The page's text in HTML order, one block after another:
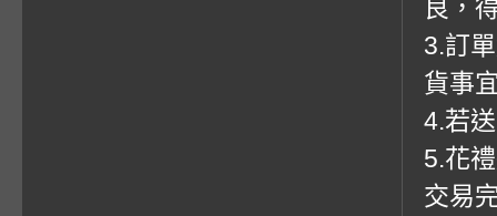
良，
3.訂
貨事
4.若
5.花
交易